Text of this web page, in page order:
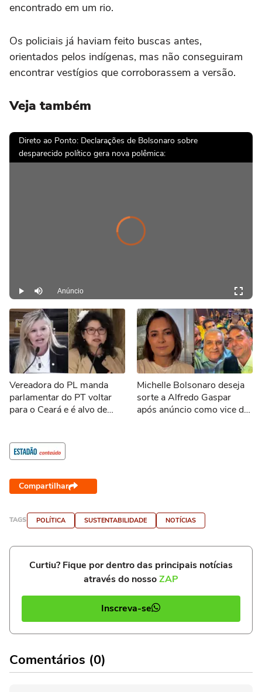
encontrado em um rio.
Os policiais já haviam feito buscas antes,
orientados pelos indígenas, mas não conseguiram
encontrar vestígios que corroborassem a versão.
Veja também
Direto ao Ponto: Declarações de Bolsonaro sobre
desparecido político gera nova polêmica:
Video
Player
isloading.
Play Mutar Anúncio
Vereadora do PL manda
parlamentar do PT voltar
para o Ceará e é alvo de
o saco aqui'
Michelle Bolsonaro deseja
sorte a Alfredo Gaspar
após anúncio como vice de
Compartilhar
TAGS POLÍTICA SUSTENTABILIDADE NOTÍCIAS
Curtiu? Fique por dentro das principais notícias
através do nossoZAP
Inscreva-se
Comentários (0)